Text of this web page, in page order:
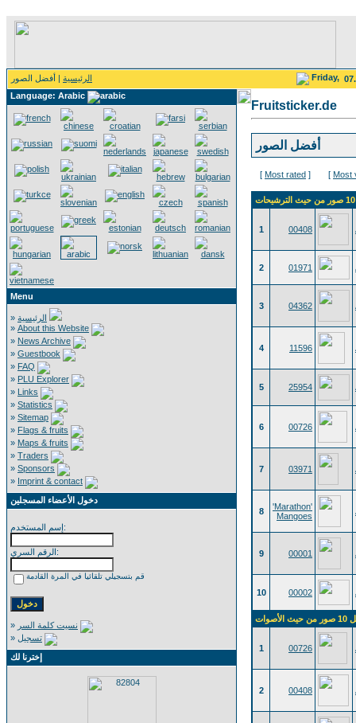
الرئيسية | أفضل الصور Friday,
Language: Arabic
Menu
» الرئيسية
» About this Website
» News Archive
» Guestbook
» FAQ
» PLU Explorer
» Links
» Statistics
» Sitemap
» Flags & fruits
» Maps & fruits
» Traders
» Sponsors
» Imprint & contact
دخول الأعضاء المسجلين
إسم المستخدم:
الرقم السري:
قم بتسجيلي تلقائيا في المرة القادمة
» نسيت كلمة السر
» تسجيل
إخترنا لك
Fruitsticker.de
أفضل الصور
[ Most rated ] [ Most
1 00408
2 01971
3 04362
4 11596
5 25954
6 00726
7 03971
8
'Marathon'
Mangoes
9 00001
10 00002
1 00726
2 00408